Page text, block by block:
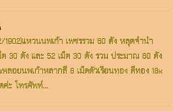
1902)แหวนนพเก้า เพชรรวม 60 ตัง หลุดจำนำ
ด 30 ตัง และ 52 เม็ด 30 ตัง รวม ประมาณ 60 ตัง
ลอยนพเก้าหลากสี 8 เม็ดตัวเรือนทอง ตีทอง 18k
ะ โทรศัพท์...